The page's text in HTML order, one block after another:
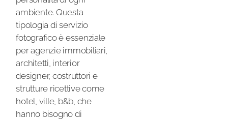
ambiente. Questa
tipologia di servizio
fotografico è essenziale
per agenzie immobiliari,
architetti, interior
designer, costruttori e
strutture ricettive come
hotel, ville, b&b, che
hanno bisogno di